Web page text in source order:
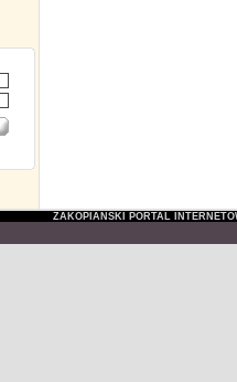
ZAKOPIAŃSKI PORTAL